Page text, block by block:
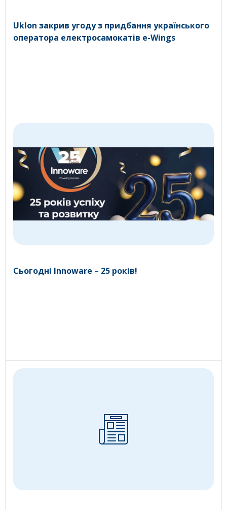
Uklon закрив угоду з придбання українського
оператора електросамокатів e-Wings
Сьогодні Innoware – 25 років!